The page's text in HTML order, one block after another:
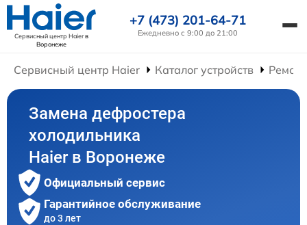
Сервисный центр Haierв
Воронеже
+7 (473) 201-64-71
Ежедневно с 9:00 до 21:00
Сервисный центр Haier Каталог устройств
Замена дефростера
холодильника
Haier в Воронеже
Официальный сервис
Гарантийное обслуживание
до 3 лет